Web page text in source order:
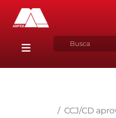
CCJ/CD aprova projeto que